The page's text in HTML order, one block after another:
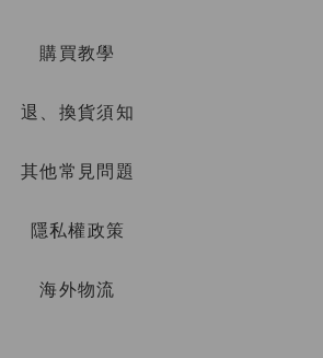
購買教學
退、換貨須知
其他常見問題
隱私權政策
海外物流